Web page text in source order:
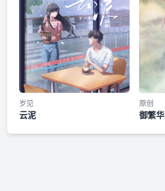
岁见
云泥
原创
御繁华